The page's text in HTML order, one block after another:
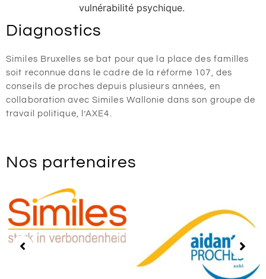
vulnérabilité psychique.
Diagnostics
Similes Bruxelles se bat pour que la place des familles
soit reconnue dans le cadre de la réforme 107, des
conseils de proches depuis plusieurs années, en
collaboration avec Similes Wallonie dans son groupe de
travail politique, l’AXE4.
Nos partenaires